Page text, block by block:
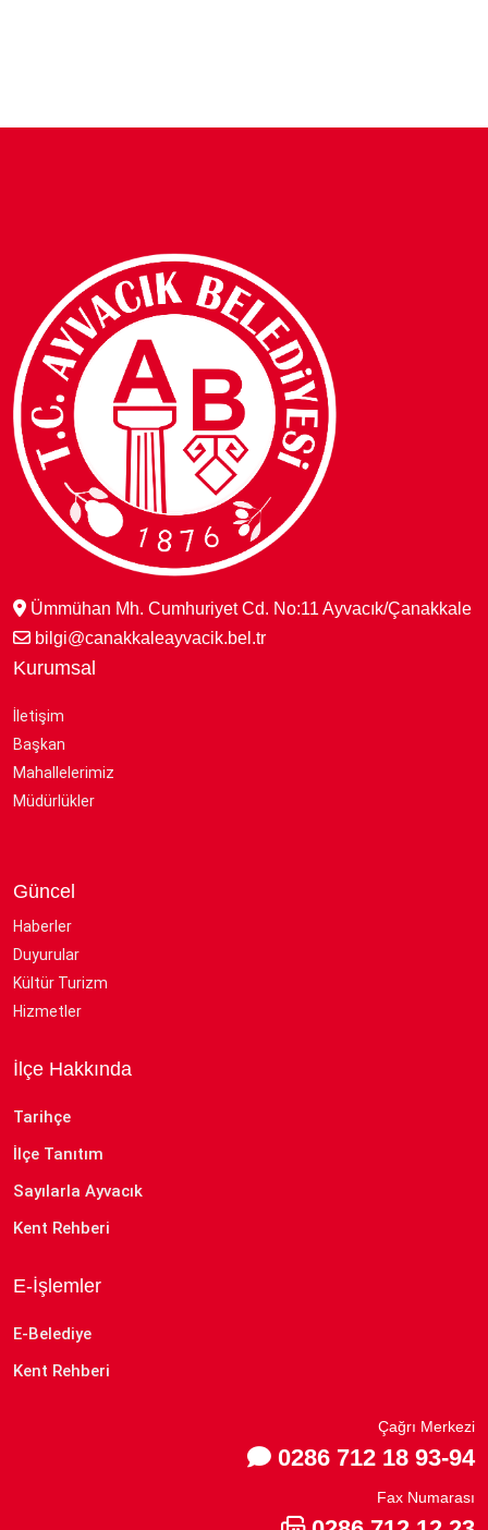
Ümmühan Mh. Cumhuriyet Cd. No:11 Ayvacık/Çanakkale
bilgi@canakkaleayvacik.bel.tr
Kurumsal
İletişim
Başkan
Mahallelerimiz
Müdürlükler
Güncel
Haberler
Duyurular
Kültür Turizm
Hizmetler
İlçe Hakkında
Tarihçe
İlçe Tanıtım
Sayılarla Ayvacık
Kent Rehberi
E-İşlemler
E-Belediye
Kent Rehberi
Çağrı Merkezi
0286 712 18 93-94
Fax Numarası